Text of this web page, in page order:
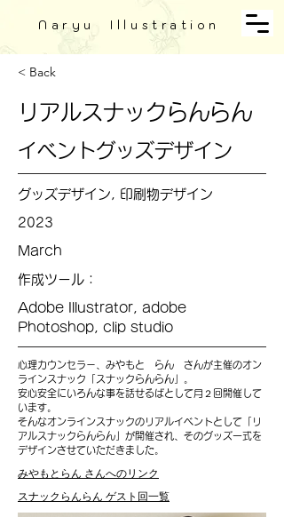
Naryu Illustration
< Back
リアルスナックらんらん
イベントグッズデザイン
グッズデザイン, 印刷物デザイン
2023
March
作成ツール：
Adobe Illustrator, adobe
Photoshop, clip studio
心理カウンセラー、みやもと らん さんが主催のオン
ラインスナック「スナックらんらん」。
安心安全にいろんな事を話せるばとして月２回開催して
います。
そんなオンラインスナックのリアルイベントとして「リ
アルスナックらんらん」が開催され、そのグッズ一式を
デザインさせていただきました。
みやもとらん さんへのリンク
スナックらんらん ゲスト回一覧